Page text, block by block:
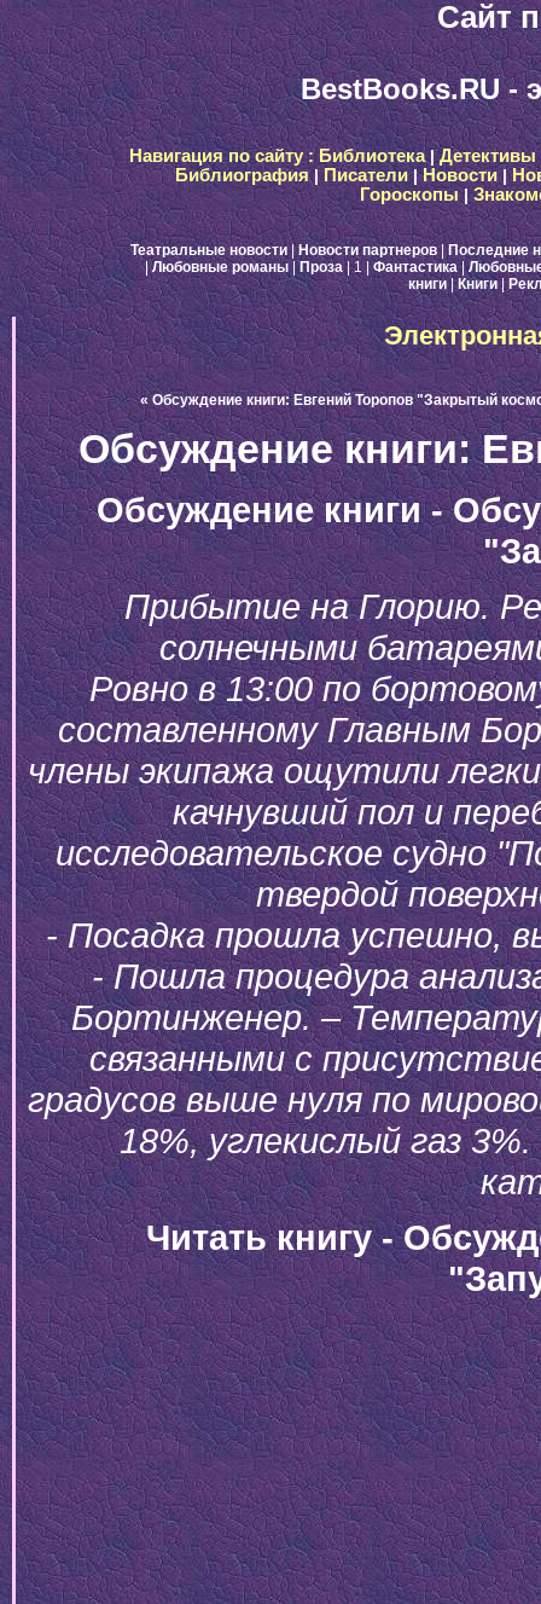
Сайт
BestBooks.RU -
Навигация по сайту : Библиотека|Детективы
Библиография| Писатели|Новости |
Гороскопы|
Театральные новости|Новости партнеров| Последние
|Любовные романы |Проза| 1 Фантастика|
книги| Книги|
« Обсуждение книги: Евгений Торопов "Закрытый
Обсуждение книги:
Обсуждение книги -
Прибытие на Глорию.
солнечными
Ровно в 13:00 по
составленному Главным
члены экипажа ощутили
качнувший пол и
исследовательское судно
твердой
- Посадка прошла успешно,
- Пошла процедура
Бортинженер. –
связанными с
градусов выше нуля по
18%, углекислый газ
Читать книгу -